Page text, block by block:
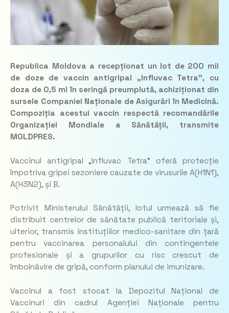
Republica Moldova a recepționat un lot de 200 mii
de doze de vaccin antigripal „Influvac Tetra”, cu
doza de 0,5 ml în seringă preumplută, achiziționat din
sursele Companiei Naționale de Asigurări în Medicină.
Compoziția acestui vaccin respectă recomandările
Organizației Mondiale a Sănătății, transmite
MOLDPRES.
Vaccinul antigripal „Influvac Tetra” oferă protecție
împotriva gripei sezoniere cauzate de virusurile A(H1N1),
A(H3N2), și B.
Potrivit Ministerului Sănătății, lotul urmează să fie
distribuit centrelor de sănătate publică teritoriale și,
ulterior, transmis instituțiilor medico-sanitare din țară
pentru vaccinarea personalului din contingentele
profesionale și a grupurilor cu risc crescut de
îmbolnăvire de gripă, conform planului de imunizare.
Vaccinul a fost stocat la Depozitul Național de
Vaccinuri din cadrul Agenției Naționale pentru